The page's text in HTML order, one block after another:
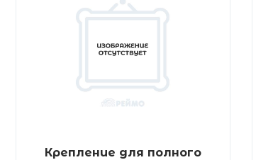
Крепление для полного